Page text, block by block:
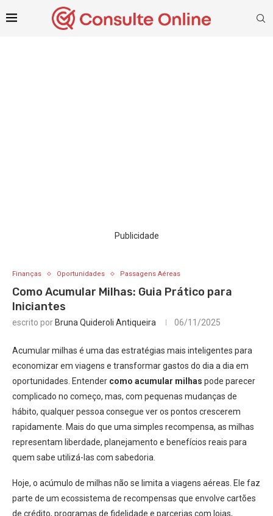
Publicidade
Finanças Oportunidades Passagens Aéreas
Como Acumular Milhas: Guia Prático para
Iniciantes
escrito por Bruna Quideroli Antiqueira 06/11/2025
Acumular milhas é uma das estratégias mais inteligentes para
economizar em viagens e transformar gastos do dia a dia em
oportunidades. Entender como acumular milhas pode parecer
complicado no começo, mas, com pequenas mudanças de
hábito, qualquer pessoa consegue ver os pontos crescerem
rapidamente. Mais do que uma simples recompensa, as milhas
representam liberdade, planejamento e benefícios reais para
quem sabe utilizá-las com sabedoria.
Hoje, o acúmulo de milhas não se limita a viagens aéreas. Ele faz
parte de um ecossistema de recompensas que envolve cartões
de crédito, programas de fidelidade e parcerias com lojas,